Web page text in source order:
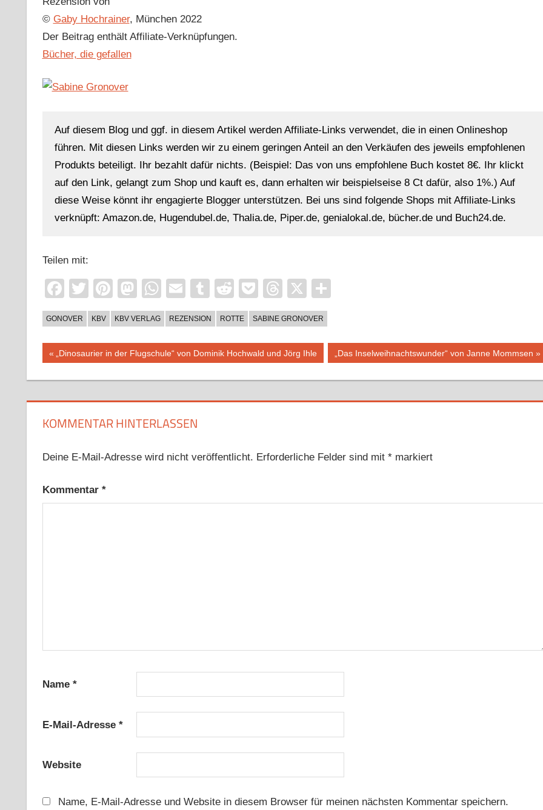
© Gaby Hochrainer, München 2022
Der Beitrag enthält Affiliate-Verknüpfungen.
Bücher, die gefallen
Auf diesem Blog und ggf. in diesem Artikel werden Affiliate-Links verwendet, die in einen Onlineshop
führen. Mit diesen Links werden wir zu einem geringen Anteil an den Verkäufen des jeweils empfohlenen
Produkts beteiligt. Ihr bezahlt dafür nichts. (Beispiel: Das von uns empfohlene Buch kostet 8€. Ihr klickt
auf den Link, gelangt zum Shop und kauft es, dann erhalten wir beispielseise 8 Ct dafür, also 1%.) Auf
diese Weise könnt ihr engagierte Blogger unterstützen. Bei uns sind folgende Shops mit Affiliate-Links
verknüpft: Amazon.de, Hugendubel.de, Thalia.de, Piper.de, genialokal.de, bücher.de und Buch24.de.
Teilen mit:
Facebook
TwitterPinterest
Mastodon
WhatsApp
EmailTumblr
RedditPocketThreads
X
GONOVER KBV KBV VERLAG REZENSION ROTTE SABINE GRONOVER
Beitragsnavigation
Vorheriger
„Dinosaurier in der Flugschule“ von Dominik Hochwald und Jörg Ihle
Nächster
„Das Inselweihnachtswunder“ von Janne Mommsen
KOMMENTAR HINTERLASSEN
Deine E-Mail-Adresse wird nicht veröffentlicht. Erforderliche Felder sind mit *markiert
Kommentar *
Name *
E-Mail-Adresse *
Website
Name, E-Mail-Adresse und Website in diesem Browser für meinen nächsten Kommentar speichern.